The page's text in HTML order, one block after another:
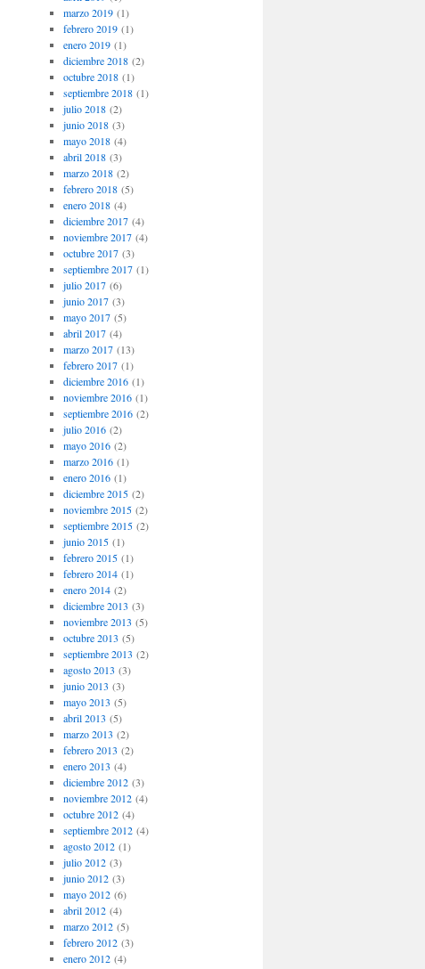
marzo 2019(1)
febrero 2019(1)
enero 2019(1)
diciembre 2018(2)
octubre 2018(1)
septiembre 2018(1)
julio 2018(2)
junio 2018(3)
mayo 2018(4)
abril 2018(3)
marzo 2018(2)
febrero 2018(5)
enero 2018(4)
diciembre 2017(4)
noviembre 2017(4)
octubre 2017(3)
septiembre 2017(1)
julio 2017(6)
junio 2017(3)
mayo 2017(5)
abril 2017(4)
marzo 2017(13)
febrero 2017(1)
diciembre 2016(1)
noviembre 2016(1)
septiembre 2016(2)
julio 2016(2)
mayo 2016(2)
marzo 2016(1)
enero 2016(1)
diciembre 2015(2)
noviembre 2015(2)
septiembre 2015(2)
junio 2015(1)
febrero 2015(1)
febrero 2014(1)
enero 2014(2)
diciembre 2013 (3)
noviembre 2013 (5)
octubre 2013 (5)
septiembre 2013 (2)
agosto 2013 (3)
junio 2013 (3)
mayo 2013 (5)
abril 2013 (5)
marzo 2013 (2)
febrero 2013 (2)
enero 2013 (4)
diciembre 2012(3)
noviembre 2012(4)
octubre 2012(4)
septiembre 2012(4)
agosto 2012(1)
julio 2012(3)
junio 2012(3)
mayo 2012(6)
abril 2012(4)
marzo 2012(5)
febrero 2012(3)
enero 2012(4)